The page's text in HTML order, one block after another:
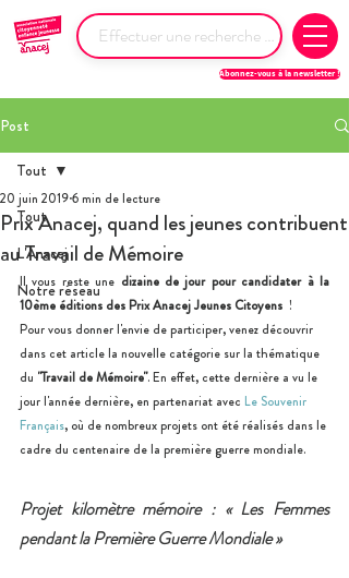
Abonnez-vous à la newsletter !
Post
Tout
L'Anacej
Notre réseau
Tout
Prix Anacej, quand les jeunes contribuent
au Travail de Mémoire
20 juin 20196 min de lecture
Il vous reste une dizaine de jour pour candidater à la
10ème éditions des Prix Anacej Jeunes Citoyens !
Pour vous donner l'envie de participer, venez découvrir
dans cet article la nouvelle catégorie sur la thématique
du "Travail de Mémoire". En effet, cette dernière a vu le
jour l'année dernière, en partenariat avec Le Souvenir
Français, où de nombreux projets ont été réalisés dans le
cadre du centenaire de la première guerre mondiale.
Projet kilomètre mémoire : « Les Femmes
pendant la Première Guerre Mondiale »